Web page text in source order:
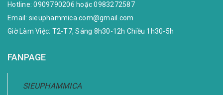
Hotline:0909790206 hoặc0983272587
Email: sieuphammica.com@gmail.com
Giờ Làm Việc: T2-T7, Sáng 8h30-12h Chiều 1h30-5h
FANPAGE
SIEUPHAMMICA